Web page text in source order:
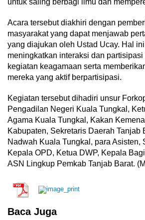
Acara tersebut diakhiri dengan
masyarakat yang dapat menjawab
yang diajukan oleh Ustad Ucay. Hal
meningkatkan interaksi dan
kegiatan keagamaan serta
mereka yang aktif berpartisipasi.
Kegiatan tersebut dihadiri unsur
Pengadilan Negeri Kuala Tungkal,
Agama Kuala Tungkal, Kakan
Kabupaten, Sekretaris Daerah Tanjab
Nadwah Kuala Tungkal, para Asisten,
Kepala OPD, Ketua DWP, Kepala
ASN Lingkup Pemkab Tanjab Barat.
Baca Juga